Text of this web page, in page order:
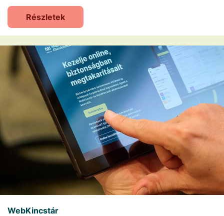
Részletek
WebKincstár